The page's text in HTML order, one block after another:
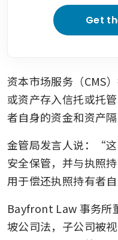
Get
资本市场服务（CMS
或资产存入信托或托
者自身的资金和资产隔
金管局发言人说：“
安全保管，并与执照
用于偿还执照持有者
Bayfront Law 事务所
坡公司法，子公司被